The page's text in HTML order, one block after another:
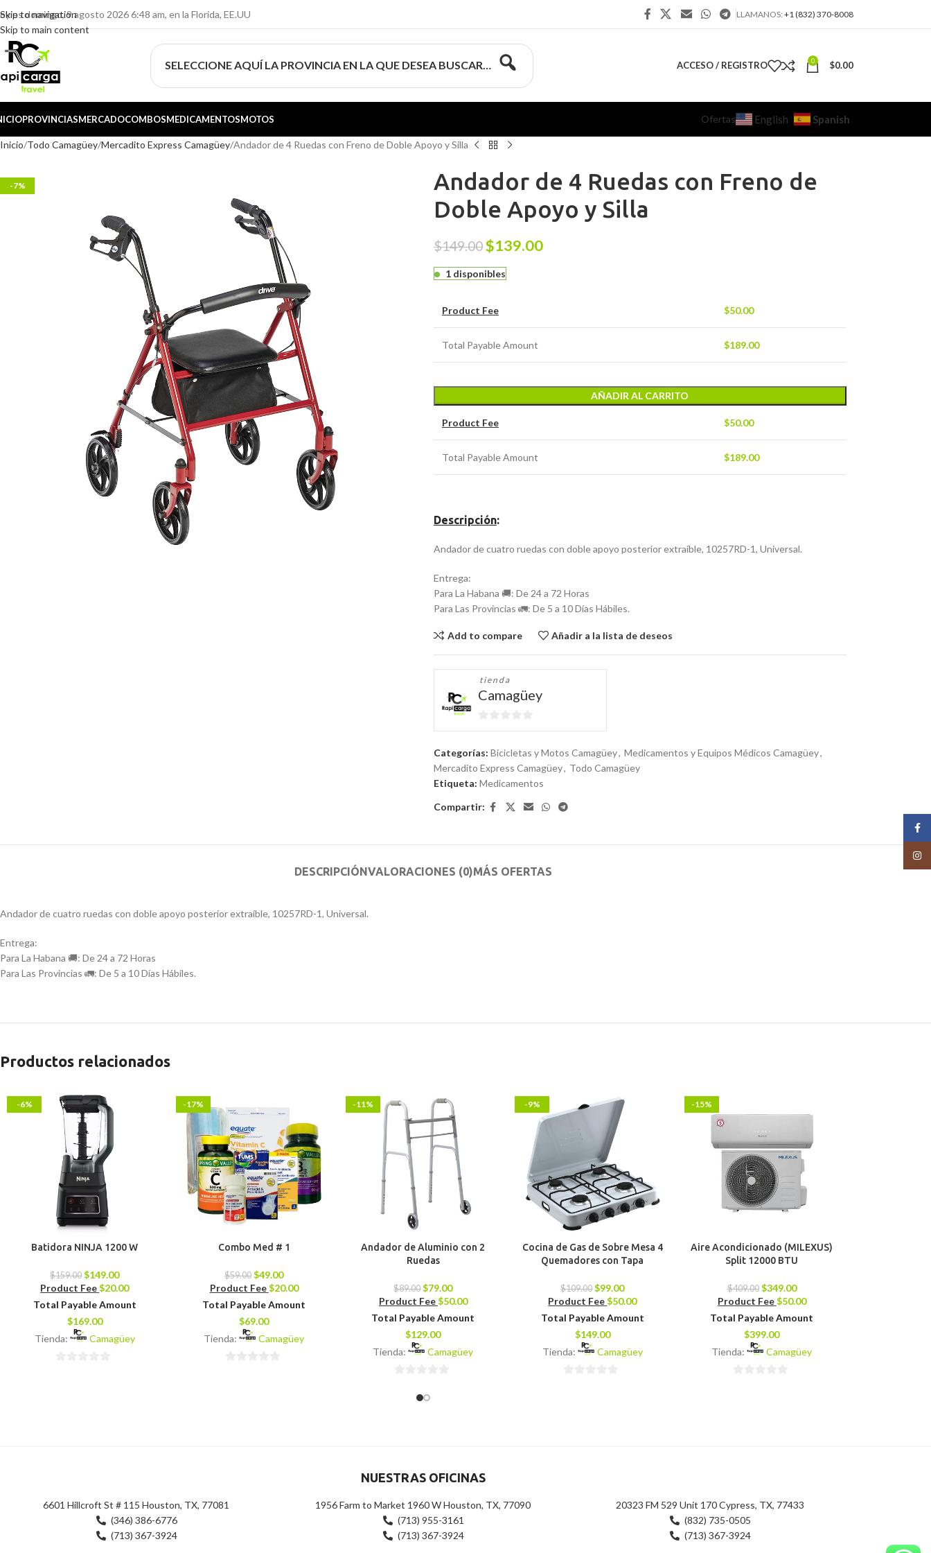
Skip to navigation
Skip to main content
es domingo, 9 agosto 2026 6:48 am, en la Florida, EE.UU LLAMANOS: +1 (832) 370-8008
SELECCIONE AQUÍ LA PROVINCIA EN LA QUE DESEA BUSCAR… ACCESO / REGISTRO 0 $0.00
PROVINCIASMERCADOCOMBOSMEDICAMENTOSMOTOS Ofertas English Spanish
Inicio Todo Camagüey Mercadito Express Camagüey Andador de 4 Ruedas con Freno de Doble Apoyo y Silla
-7%
Andador de 4 Ruedas con Freno de
Doble Apoyo y Silla
$149.00$139.00
1 disponibles
Product Fee $50.00
Total Payable Amount $189.00
AÑADIR AL CARRITO
Product Fee $50.00
Total Payable Amount $189.00
Descripción:
Andador de cuatro ruedas con doble apoyo posterior extraíble, 10257RD-1, Universal.
Entrega:
Para La Habana 🚚: De 24 a 72 Horas
Para Las Provincias 🚛: De 5 a 10 Días Hábiles.
Add to compare Añadir a la lista de deseos
tienda
Camagüey
0
Categorías: Bicicletas y Motos Camagüey, Medicamentos y Equipos Médicos Camagüey,
Mercadito Express Camagüey, Todo Camagüey
Etiqueta: Medicamentos
Compartir:
DESCRIPCIÓNVALORACIONES (0)MÁS OFERTAS
Andador de cuatro ruedas con doble apoyo posterior extraíble, 10257RD-1, Universal.
Entrega:
Para La Habana 🚚: De 24 a 72 Horas
Para Las Provincias 🚛: De 5 a 10 Días Hábiles.
Productos relacionados
-6%
Batidora NINJA 1200 W
$159.00 $149.00
Product Fee$20.00
Total Payable Amount
$169.00
Tienda:
Camagüey
-17%
Combo Med # 1
$59.00 $49.00
Product Fee $20.00
Total Payable Amount
$69.00
Tienda:
Camagüey
-11%
Andador de Aluminio con 2
Ruedas
$89.00 $79.00
Product Fee$50.00
Total Payable Amount
$129.00
Tienda:
Camagüey
-9%
Cocina de Gas de Sobre Mesa 4
Quemadores con Tapa
$109.00 $99.00
Product Fee$50.00
Total Payable Amount
$149.00
Tienda:
Camagüey
-15%
Aire Acondicionado (MILEXUS)
Split 12000 BTU
$409.00 $349.00
Product Fee$50.00
Total Payable Amount
$399.00
Tienda:
Camagüey
NUESTRAS OFICINAS
6601 Hillcroft St # 115 Houston, TX, 77081
(346) 386-6776
(713) 367-3924
1956 Farm to Market 1960 W Houston, TX, 77090
(713) 955-3161
(713) 367-3924
20323 FM 529 Unit 170 Cypress, TX, 77433
(832) 735-0505
(713) 367-3924